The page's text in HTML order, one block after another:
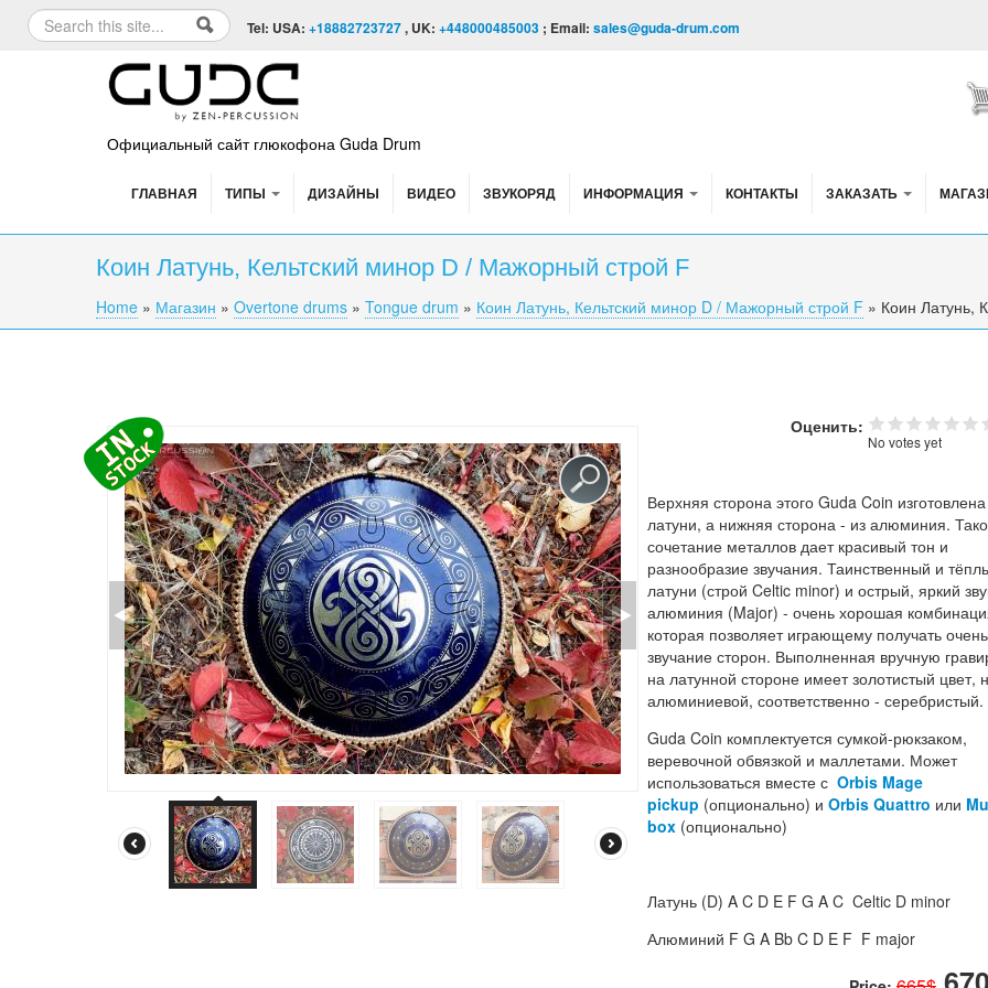
Skip to content
Skip to navigation
Search form
Search Tel: USA: +18882723727, UK: +448000485003 ; Email: sales@guda-drum.com
Официальный сайт глюкофона Guda Drum
ГЛАВНАЯ ТИПЫ ДИЗАЙНЫ ВИДЕО ЗВУКОРЯД ИНФОРМАЦИЯ КОНТАКТЫ ЗАКАЗАТЬ
Коин Латунь, Кельтский минор D / Мажорный строй F
You are here
Home » Магазин » Overtone drums » Tongue drum » Коин Латунь, Кельтский минор D / Мажорный строй F » Коин Латунь,
Оценить:
No votes yet
Верхняя сторона этого Guda Coin
латуни, а нижняя сторона - из алюминия.
сочетание металлов дает красивый тон и
разнообразие звучания. Таинственный и
латуни (строй Celtic minor) и острый, яркий
алюминия (Major) - очень хорошая
которая позволяет играющему получать
звучание сторон. Выполненная вручную
на латунной стороне имеет золотистый цвет,
алюминиевой, соответственно - серебристый.
Guda Coin комплектуется сумкой-рюкзаком,
веревочной обвязкой и маллетами. Может
использоваться вместе с Orbis Mage
pickup (опционально) и Orbis Quattro или
box (опционально)
Латунь (D) A C D E F G A C Celtic D minor
Алюминий F G A Bb C D E F F major